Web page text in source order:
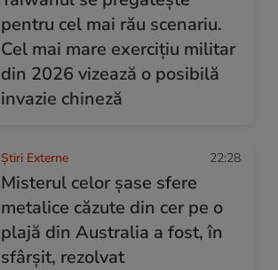
pentru cel mai rău scenariu.
Cel mai mare exercițiu militar
din 2026 vizează o posibilă
invazie chineză
Știri Externe 22:28
Misterul celor șase sfere
metalice căzute din cer pe o
plajă din Australia a fost, în
sfârșit, rezolvat